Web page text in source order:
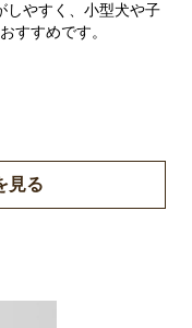
しやすく、小型犬や子
すすめです。
見る